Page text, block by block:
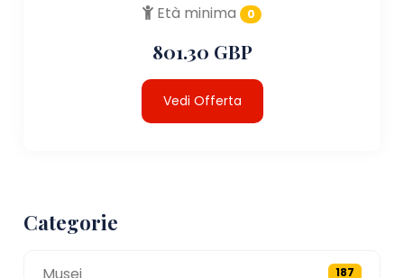
Età minima
0
801.30 GBP
Vedi Offerta
Categorie
187